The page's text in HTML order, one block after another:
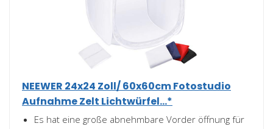
NEEWER 24x24 Zoll/ 60x60cm Fotostudio
Aufnahme Zelt Lichtwürfel...*
Es hat eine große abnehmbare Vorder öffnung für